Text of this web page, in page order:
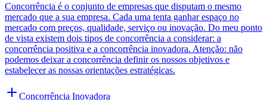
Concorrência é o conjunto de empresas que disputam o mesmo
mercado que a sua empresa. Cada uma tenta ganhar espaço no
mercado com preços, qualidade, serviço ou inovação. Do meu ponto
de vista existem dois tipos de concorrência a considerar: a
concorrência positiva e a concorrência inovadora. Atenção: não
podemos deixar a concorrência definir os nossos objetivos e
estabelecer as nossas orientações estratégicas.
Concorrência Inovadora